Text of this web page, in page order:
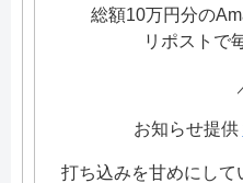
総額10万円分の
リポストで
お知らせ提供
打ち込みを甘めにして